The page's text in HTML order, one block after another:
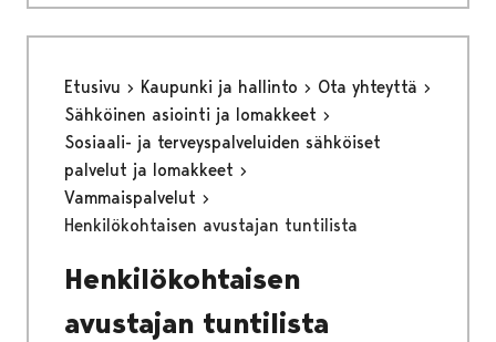
Etusivu Kaupunki ja hallinto
Ota yhteyttä
Sähköinen asiointi ja lomakkeet
Sosiaali- ja terveyspalveluiden sähköiset
palvelut ja lomakkeet
Vammaispalvelut
Henkilökohtaisen avustajan tuntilista
Henkilökohtaisen
avustajan tuntilista